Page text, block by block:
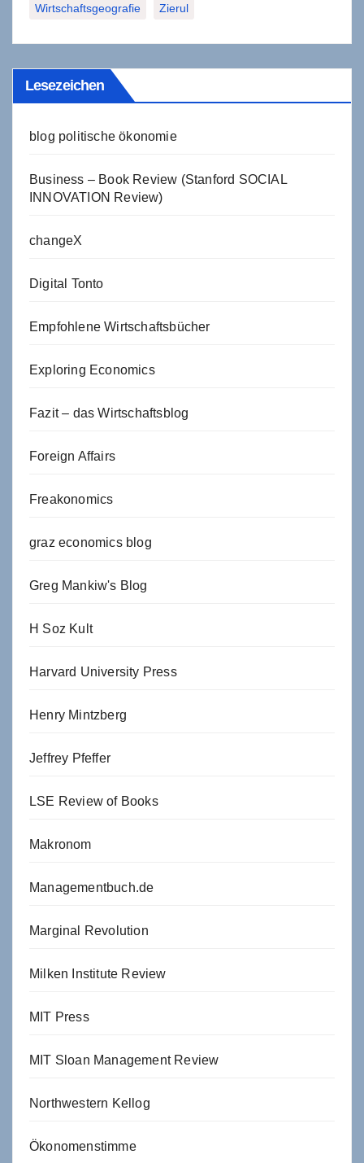
Wirtschaftsgeografie Zierul
Lesezeichen
blog politische ökonomie
Business – Book Review (Stanford SOCIAL
INNOVATION Review)
changeX
Digital Tonto
Empfohlene Wirtschaftsbücher
Exploring Economics
Fazit – das Wirtschaftsblog
Foreign Affairs
Freakonomics
graz economics blog
Greg Mankiw's Blog
H Soz Kult
Harvard University Press
Henry Mintzberg
Jeffrey Pfeffer
LSE Review of Books
Makronom
Managementbuch.de
Marginal Revolution
Milken Institute Review
MIT Press
MIT Sloan Management Review
Northwestern Kellog
Ökonomenstimme